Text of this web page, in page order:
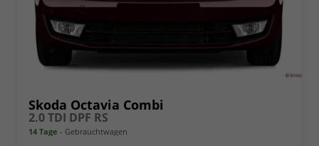
Skoda Octavia Combi
2.0 TDI DPF RS
14 Tage Gebrauchtwagen